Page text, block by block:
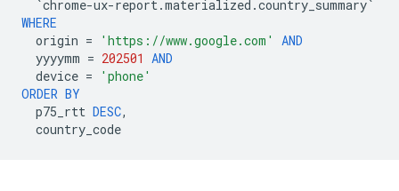
`chrome-ux-report.materialized .country_summary`
WHERE
origin = 'https://www.google.com'
AND
yyyymm = 202501 AND
device =
'phone'
ORDER BY
p75_rtt DESC,
country_code